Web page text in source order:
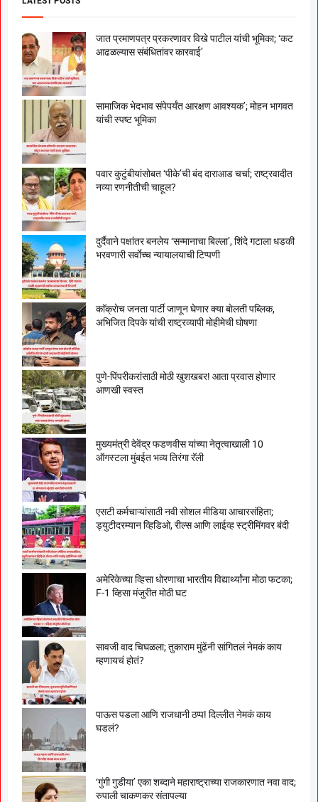
जात प्रमाणपत्र प्रकरणावर विखे पाटील यांची भूमिका; ‘कट
आढळल्यास संबंधितांवर कारवाई’
सामाजिक भेदभाव संपेपर्यंत आरक्षण आवश्यक’; मोहन भागवत
यांची स्पष्ट भूमिका
पवार कुटुंबीयांसोबत ‘पीके’ची बंद दाराआड चर्चा; राष्ट्रवादीत
नव्या रणनीतीची चाहूल?
दुर्दैवाने पक्षांतर बनलेय ‘सन्मानाचा बिल्ला’, शिंदे गटाला धडकी
भरवणारी सर्वाेच्च न्यायालयाची टिप्पणी
काॅक्राेच जनता पार्टी जाणून घेणार क्या बाेलती पब्लिक,
अभिजित दिपके यांची राष्ट्रव्यापी माेहीमेची घाेषणा
पुणे-पिंपरीकरांसाठी मोठी खुशखबर! आता प्रवास होणार
आणखी स्वस्त
मुख्यमंत्री देवेंद्र फडणवीस यांच्या नेतृत्वाखाली 10
ऑगस्टला मुंबईत भव्य तिरंगा रॅली
एसटी कर्मचाऱ्यांसाठी नवी सोशल मीडिया आचारसंहिता;
ड्युटीदरम्यान व्हिडिओ, रील्स आणि लाईव्ह स्ट्रीमिंगवर बंदी
अमेरिकेच्या व्हिसा धोरणाचा भारतीय विद्यार्थ्यांना मोठा फटका;
F-1 व्हिसा मंजुरीत मोठी घट
सावजी वाद चिघळला; तुकाराम मुंढेंनी सांगितलं नेमकं काय
म्हणायचं होतं?
पाऊस पडला आणि राजधानी ठप्प! दिल्लीत नेमकं काय
घडलं?
‘गुंगी गुडीया’ एका शब्दाने महाराष्ट्राच्या राजकारणात नवा वाद;
रुपाली चाकणकर संतापल्या